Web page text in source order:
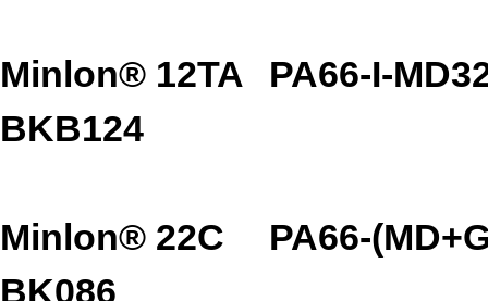
Minlon® 12TA
BKB124
PA66-I-
Minlon® 22C
BK086
PA66-